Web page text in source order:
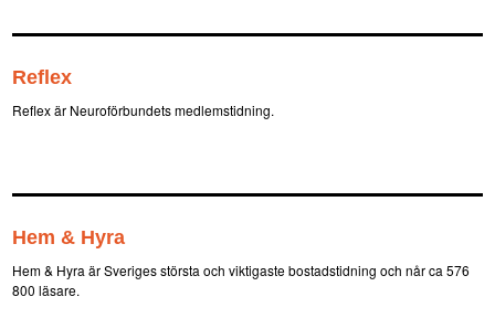
Reflex
Reflex är Neuroförbundets medlemstidning.
Hem & Hyra
Hem & Hyra är Sveriges största och viktigaste bostadstidning och når ca 576
800 läsare.